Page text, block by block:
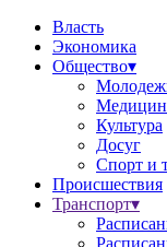
Власть
Экономика
Общество▾
Культура
Досуг
Спорт и
Происшествия
Транспорт▾